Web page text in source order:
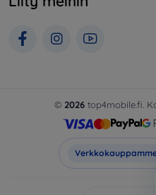
© 2026top4mobile.fi.